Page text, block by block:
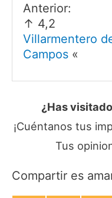
Anterior:
↑ 4,2
Villarmentero
Campos «
¿Has
¡Cuéntanos tus
Tus
Compartir es